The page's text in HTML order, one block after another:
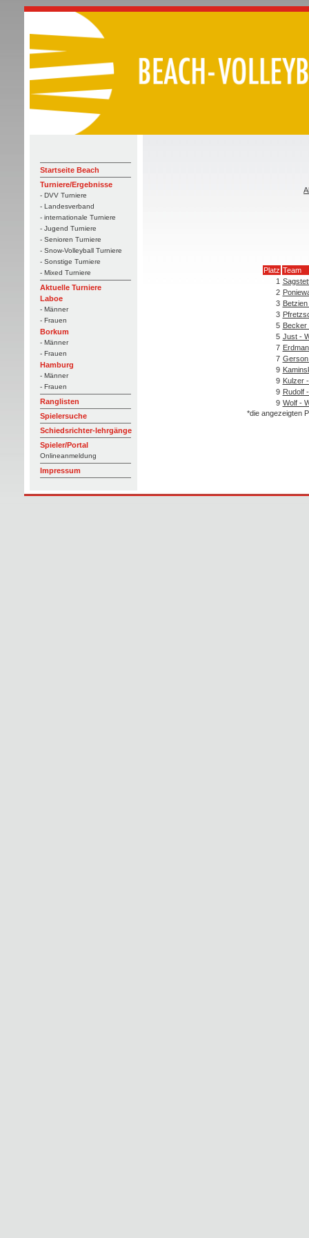
Startseite Beach
Turniere/Ergebnisse
- DVV Turniere
- Landesverband
- internationale Turniere
- Jugend Turniere
- Senioren Turniere
- Snow-Volleyball Turniere
- Sonstige Turniere
- Mixed Turniere
Aktuelle Turniere
Laboe
- Männer
- Frauen
Borkum
- Männer
- Frauen
Hamburg
- Männer
- Frauen
Ranglisten
Spielersuche
Schiedsrichter-lehrgänge
Spieler/Portal
Onlineanmeldung
Impressum
Platz Team
1
2
3
3
5 Becker
5 Just -
7
7
9
9 Kulzer
9 Rudolf
9 Wolf -
*die angezeigten